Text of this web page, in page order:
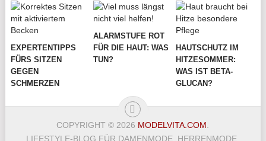
EXPERTENTIPPS
FÜRS SITZEN
GEGEN
SCHMERZEN
ALARMSTUFE ROT
FÜR DIE HAUT: WAS
TUN?
HAUTSCHUTZ IM
HITZESOMMER:
WAS IST BETA-
GLUCAN?
COPYRIGHT © 2026 MODELVITA.COM.
LIFESTYLE-BLOG FÜR DAMENMODE, HERRENMODE,